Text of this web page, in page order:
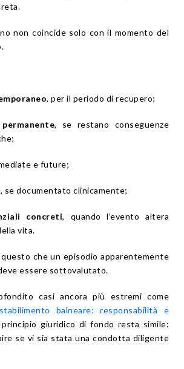
non coincide solo con il momento del
, per il periodo di recupero;
, se restano conseguenze
e future;
, se documentato clinicamente;
concreti, quando l’evento altera
vita.
che un episodio apparentemente
essere sottovalutato.
casi ancora più estremi come
balneare: responsabilità e
giuridico di fondo resta simile:
se vi sia stata una condotta diligente